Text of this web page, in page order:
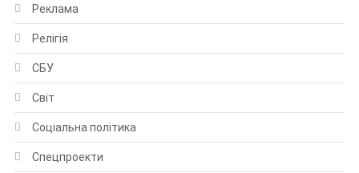
Реклама
Релігія
СБУ
Світ
Соціальна політика
Спецпроекти